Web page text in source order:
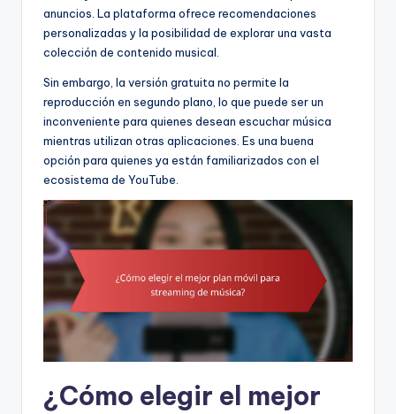
anuncios. La plataforma ofrece recomendaciones
personalizadas y la posibilidad de explorar una vasta
colección de contenido musical.
Sin embargo, la versión gratuita no permite la
reproducción en segundo plano, lo que puede ser un
inconveniente para quienes desean escuchar música
mientras utilizan otras aplicaciones. Es una buena
opción para quienes ya están familiarizados con el
ecosistema de YouTube.
¿Cómo elegir el mejor